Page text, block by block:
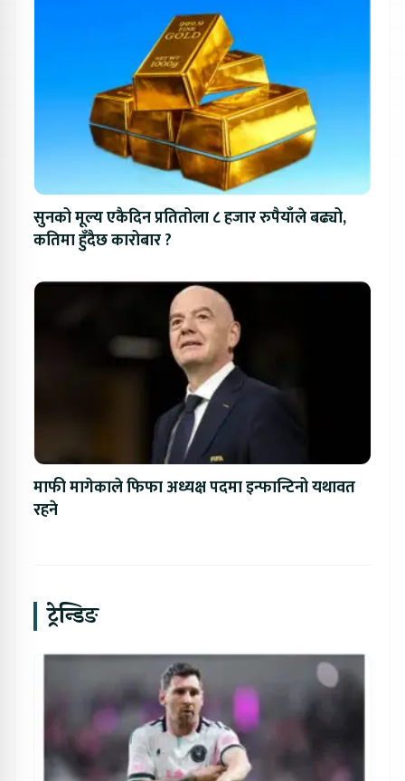
सुनको मूल्य एकैदिन प्रतितोला ८ हजार रुपैयाँले बढ्यो,
कतिमा हुँदैछ कारोबार ?
माफी मागेकाले फिफा अध्यक्ष पदमा इन्फान्टिनो यथावत
रहने
ट्रेन्डिङ